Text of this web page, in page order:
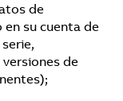
de
su cuenta de
de